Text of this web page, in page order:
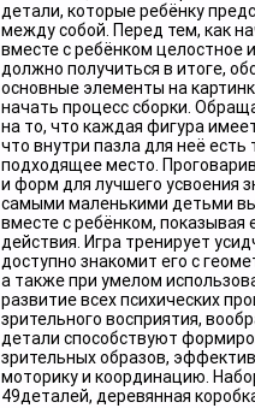
детали, которые ребёнку
между собой. Перед тем, как
вместе с ребёнком целостное
должно получиться в итоге,
основные элементы на
начать процесс сборки.
на то, что каждая фигура
что внутри пазла для неё есть
подходящее место.
и форм для лучшего усвоения
самыми маленькими детьми
вместе с ребёнком,
действия. Игра тренирует
доступно знакомит его с
а также при умелом
развитие всех психических
зрительного восприятия,
детали способствуют
зрительных образов,
моторику и координацию.
49деталей, деревянная